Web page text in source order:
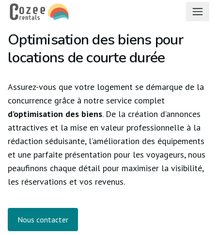
Optimisation des biens pour
locations de courte durée
Assurez-vous que votre logement se démarque de la
concurrence grâce à notre service complet
d’optimisation des biens. De la création d’annonces
attractives et la mise en valeur professionnelle à la
rédaction séduisante, l’amélioration des équipements
et une parfaite présentation pour les voyageurs, nous
peaufinons chaque détail pour maximiser la visibilité,
les réservations et vos revenus.
Nous contacter